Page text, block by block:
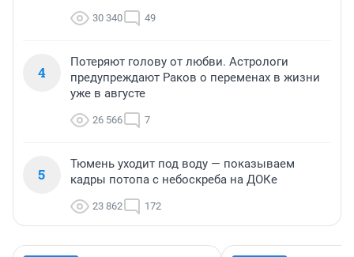
30 340 49
4
Потеряют голову от любви. Астрологи
предупреждают Раков о переменах в жизни
уже в августе
26 566 7
5
Тюмень уходит под воду — показываем
кадры потопа с небоскреба на ДОКе
23 862 172